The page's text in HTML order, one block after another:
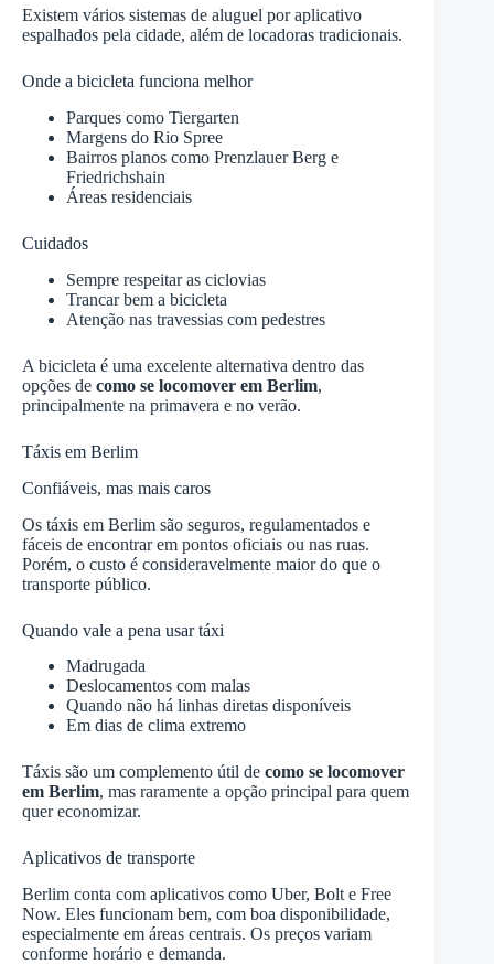
Existem vários sistemas de aluguel por aplicativo
espalhados pela cidade, além de locadoras tradicionais.
Onde a bicicleta funciona melhor
Parques como Tiergarten
Margens do Rio Spree
Bairros planos como Prenzlauer Berg e
Friedrichshain
Áreas residenciais
Cuidados
Sempre respeitar as ciclovias
Trancar bem a bicicleta
Atenção nas travessias com pedestres
A bicicleta é uma excelente alternativa dentro das
opções de como se locomover em Berlim,
principalmente na primavera e no verão.
Táxis em Berlim
Confiáveis, mas mais caros
Os táxis em Berlim são seguros, regulamentados e
fáceis de encontrar em pontos oficiais ou nas ruas.
Porém, o custo é consideravelmente maior do que o
transporte público.
Quando vale a pena usar táxi
Madrugada
Deslocamentos com malas
Quando não há linhas diretas disponíveis
Em dias de clima extremo
Táxis são um complemento útil de como se locomover
em Berlim, mas raramente a opção principal para quem
quer economizar.
Aplicativos de transporte
Berlim conta com aplicativos como Uber, Bolt e Free
Now. Eles funcionam bem, com boa disponibilidade,
especialmente em áreas centrais. Os preços variam
conforme horário e demanda.